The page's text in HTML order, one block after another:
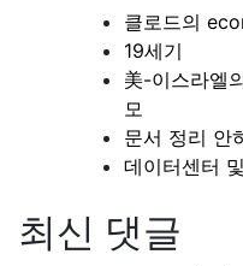
클로드의
19세기
美-이스라엘
모
문서 정리 안
데이터센터
최신 댓글